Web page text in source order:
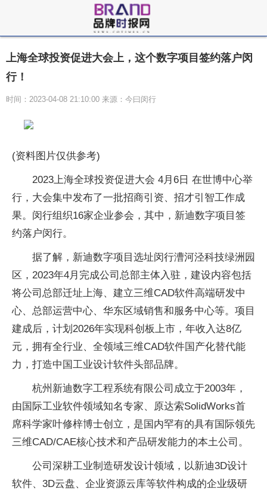
上海全球投资促进大会上，这个数字项目签约落户闵
行！
时间：2023-04-08 21:10:00 来源：今曰闵行
(资料图片仅供参考)
2023上海全球投资促进大会 4月6日 在世博中心举
行，大会集中发布了一批招商引资、招才引智工作成
果。闵行组织16家企业参会，其中，新迪数字项目签
约落户闵行。
据了解，新迪数字项目选址闵行漕河泾科技绿洲园
区，2023年4月完成公司总部主体入驻，建设内容包括
将公司总部迁址上海、建立三维CAD软件高端研发中
心、总部运营中心、华东区域销售和服务中心等。项目
建成后，计划2026年实现科创板上市，年收入达8亿
元，拥有全行业、全领域三维CAD软件国产化替代能
力，打造中国工业设计软件头部品牌。
杭州新迪数字工程系统有限公司成立于2003年，
由国际工业软件领域知名专家、原达索SolidWorks首
席科学家叶修梓博士创立，是国内罕有的具有国际领先
三维CAD/CAE核心技术和产品研发能力的本土公司。
公司深耕工业制造研发设计领域，以新迪3D设计
软件、3D云盘、企业资源云库等软件构成的企业级研